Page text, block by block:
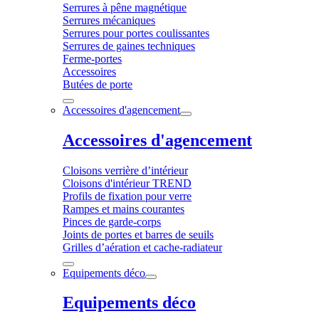
Serrures à pêne magnétique
Serrures mécaniques
Serrures pour portes coulissantes
Serrures de gaines techniques
Ferme-portes
Accessoires
Butées de porte
Accessoires d'agencement
Accessoires d'agencement
Cloisons verrière d’intérieur
Cloisons d'intérieur TREND
Profils de fixation pour verre
Rampes et mains courantes
Pinces de garde-corps
Joints de portes et barres de seuils
Grilles d’aération et cache-radiateur
Equipements déco
Equipements déco